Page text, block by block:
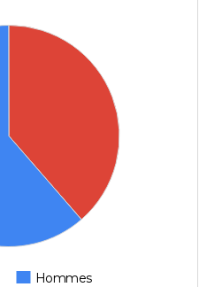
Hommes